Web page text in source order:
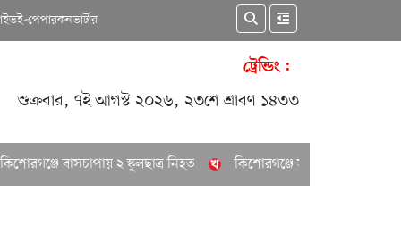
ই-পেপারকনভার্টার
ট্রেন্ডিং :
শুক্রবার, ৭ই আগস্ট ২০২৬, ২৩শে শ্রাবণ ১৪৩৩
বাসচাপায় ২ স্কুলছাত্র নিহত কিশোরগঞ্জে সাবেক পৌর মেয়রের